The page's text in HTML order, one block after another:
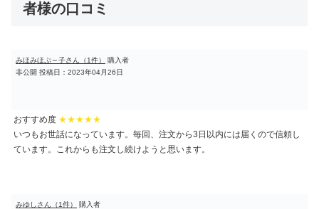
者様の口コミ
みほみほぷ～子さん（1件）
購入者
非公開 投稿日：2023年04月26日
おすすめ度 ★★★★★
いつもお世話になっています。毎回、注文から3日以内には届くので信頼し
ています。これからも注文し続けようと思います。
みゆしさん（1件）
購入者